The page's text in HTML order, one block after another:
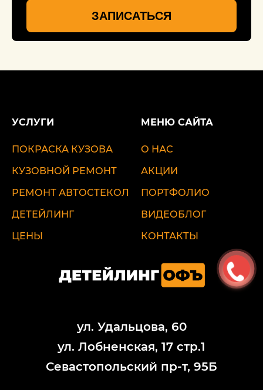
ЗАПИСАТЬСЯ
УСЛУГИ
ПОКРАСКА КУЗОВА
КУЗОВНОЙ РЕМОНТ
РЕМОНТ АВТОСТЕКОЛ
ДЕТЕЙЛИНГ
ЦЕНЫ
МЕНЮ САЙТА
О НАС
АКЦИИ
ПОРТФОЛИО
ВИДЕОБЛОГ
КОНТАКТЫ
ул. Удальцова, 60
ул. Лобненская, 17 стр.1
Севастопольский пр-т, 95Б